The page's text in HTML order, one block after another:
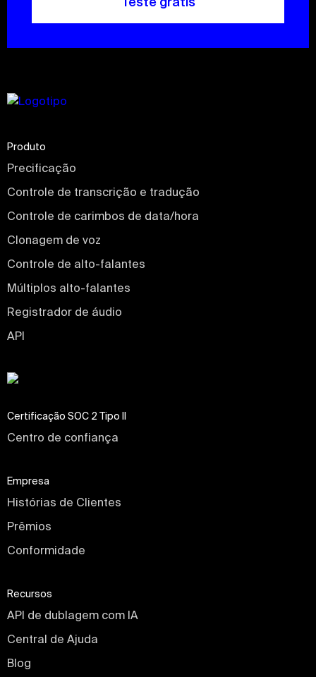
Produto
Precificação
Controle de transcrição e tradução
Controle de carimbos de data/hora
Clonagem de voz
Controle de alto-falantes
Múltiplos alto-falantes
Registrador de áudio
API
Certificação SOC 2 Tipo II
Centro de confiança
Empresa
Histórias de Clientes
Prêmios
Conformidade
Recursos
API de dublagem com IA
Central de Ajuda
Blog